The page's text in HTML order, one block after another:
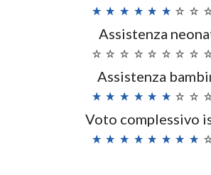
Assistenza
Assistenza
Voto complessivo